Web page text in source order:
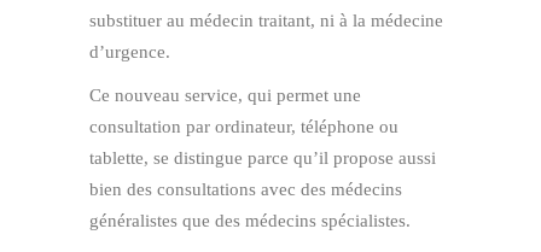
substituer au médecin traitant, ni à la médecine
d’urgence.
Ce nouveau service, qui permet une
consultation par ordinateur, téléphone ou
tablette, se distingue parce qu’il propose aussi
bien des consultations avec des médecins
généralistes que des médecins spécialistes.